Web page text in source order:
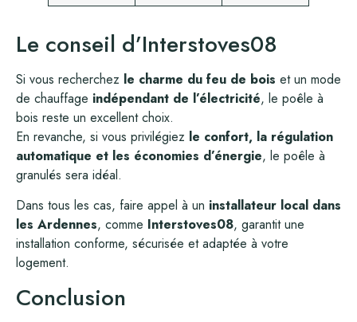
Le conseil d’Interstoves08
Si vous recherchez le charme du feu de bois et un mode
de chauffage indépendant de l’électricité, le poêle à
bois reste un excellent choix.
En revanche, si vous privilégiez le confort, la régulation
automatique et les économies d’énergie, le poêle à
granulés sera idéal.
Dans tous les cas, faire appel à un installateur local dans
les Ardennes, comme Interstoves08, garantit une
installation conforme, sécurisée et adaptée à votre
logement.
Conclusion